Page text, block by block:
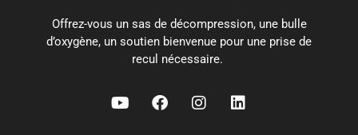
Offrez-vous un sas de décompression, une bulle
d’oxygène, un soutien bienvenue pour une prise de
recul nécessaire.